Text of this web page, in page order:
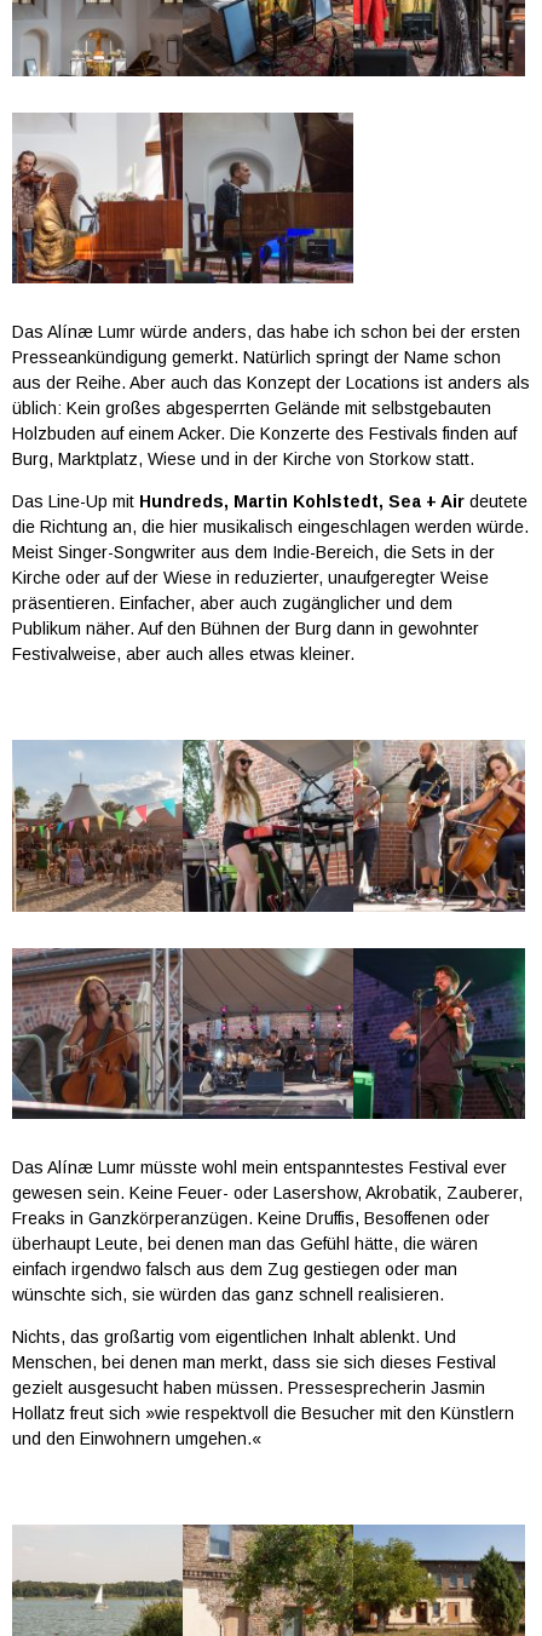
Das Alínæ Lumr würde anders, das habe ich schon bei der ersten
Presseankündigung gemerkt. Natürlich springt der Name schon
aus der Reihe. Aber auch das Konzept der Locations ist anders als
üblich: Kein großes abgesperrten Gelände mit selbstgebauten
Holzbuden auf einem Acker. Die Konzerte des Festivals finden auf
Burg, Marktplatz, Wiese und in der Kirche von Storkow statt.
Das Line-Up mit Hundreds, Martin Kohlstedt, Sea + Air deutete
die Richtung an, die hier musikalisch eingeschlagen werden würde.
Meist Singer-Songwriter aus dem Indie-Bereich, die Sets in der
Kirche oder auf der Wiese in reduzierter, unaufgeregter Weise
präsentieren. Einfacher, aber auch zugänglicher und dem
Publikum näher. Auf den Bühnen der Burg dann in gewohnter
Festivalweise, aber auch alles etwas kleiner.
Das Alínæ Lumr müsste wohl mein entspanntestes Festival ever
gewesen sein. Keine Feuer- oder Lasershow, Akrobatik, Zauberer,
Freaks in Ganzkörperanzügen. Keine Druffis, Besoffenen oder
überhaupt Leute, bei denen man das Gefühl hätte, die wären
einfach irgendwo falsch aus dem Zug gestiegen oder man
wünschte sich, sie würden das ganz schnell realisieren.
Nichts, das großartig vom eigentlichen Inhalt ablenkt. Und
Menschen, bei denen man merkt, dass sie sich dieses Festival
gezielt ausgesucht haben müssen. Pressesprecherin Jasmin
Hollatz freut sich »wie respektvoll die Besucher mit den Künstlern
und den Einwohnern umgehen.«